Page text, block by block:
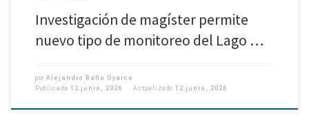
Investigación de magíster permite
nuevo tipo de monitoreo del Lago …
por Alejandro Baño Oyarce
Publicada 12 junio, 2026 Actualizado 12 junio, 2026